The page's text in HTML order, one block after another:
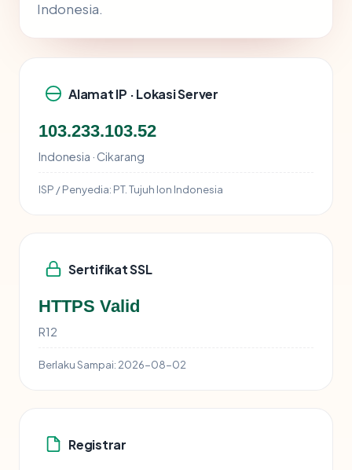
Indonesia.
Alamat IP · Lokasi Server
103.233.103.52
Indonesia · Cikarang
ISP / Penyedia: PT. Tujuh Ion Indonesia
Sertifikat SSL
HTTPS Valid
R12
Berlaku Sampai: 2026-08-02
Registrar